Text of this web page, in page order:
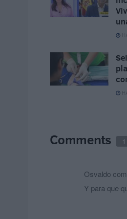
Comments 1
Osvaldo
Y para que